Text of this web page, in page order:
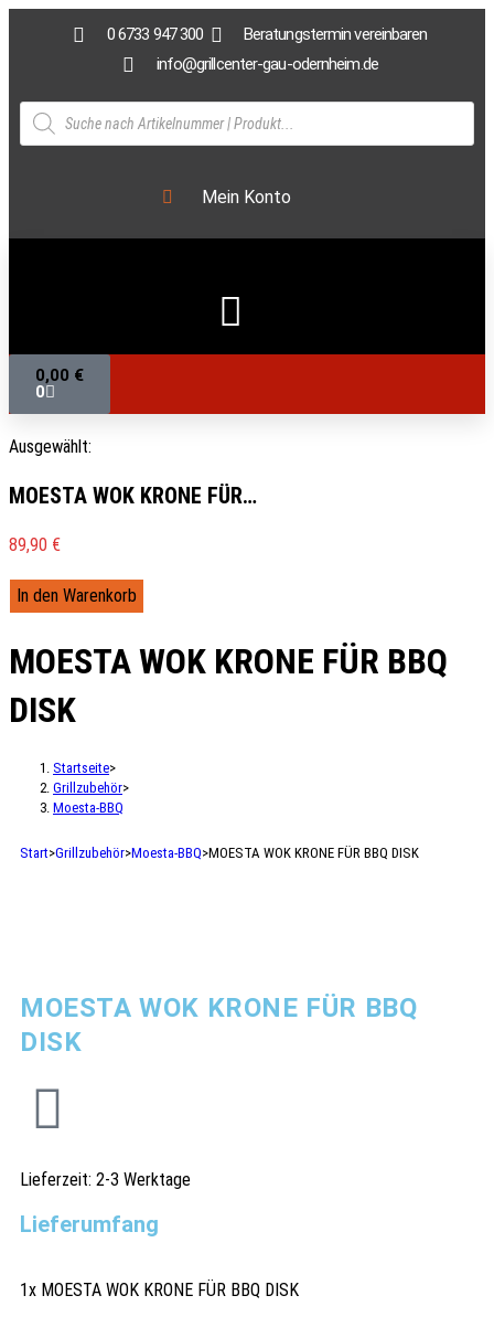
0 6733 947 300
Beratungstermin vereinbaren
info@grillcenter-gau-odernheim.de
Mein Konto
0,00 €
0
Ausgewählt:
MOESTA WOK KRONE FÜR…
89,90 €
In den Warenkorb
MOESTA WOK KRONE FÜR BBQ
DISK
Startseite>
Grillzubehör>
Moesta-BBQ
Start>Grillzubehör>Moesta-BBQ>MOESTA WOK KRONE FÜR BBQ DISK
MOESTA WOK KRONE FÜR BBQ
DISK
Lieferzeit: 2-3 Werktage
Lieferumfang
1x MOESTA WOK KRONE FÜR BBQ DISK